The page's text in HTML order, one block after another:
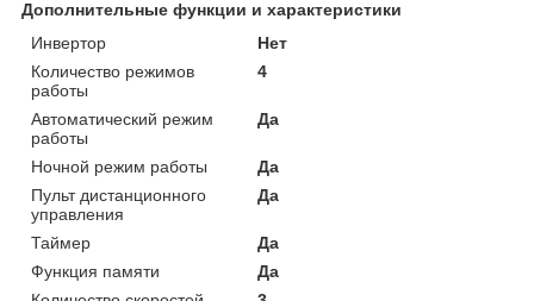
Дополнительные функции и характеристики
Инвертор
Нет
Количество режимов
работы
4
Автоматический режим
работы
Да
Ночной режим работы
Да
Пульт дистанционного
управления
Да
Таймер
Да
Функция памяти
Да